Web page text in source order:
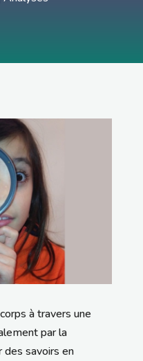
à travers une
par la
des savoirs en